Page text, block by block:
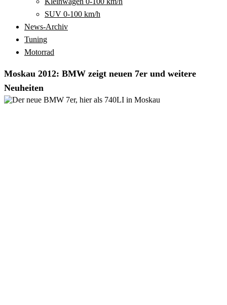
SUV 0-100 km/h
News-Archiv
Tuning
Motorrad
Moskau 2012: BMW zeigt neuen 7er und weitere
Neuheiten